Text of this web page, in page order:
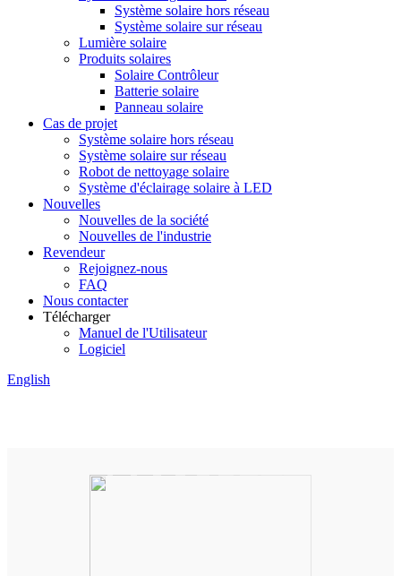
Système solaire hors réseau
Système solaire sur réseau
Lumière solaire
Produits solaires
Solaire Contrôleur
Batterie solaire
Panneau solaire
Cas de projet
Système solaire hors réseau
Système solaire sur réseau
Robot de nettoyage solaire
Système d'éclairage solaire à LED
Nouvelles
Nouvelles de la société
Nouvelles de l'industrie
Revendeur
Rejoignez-nous
FAQ
Nous contacter
Télécharger
Manuel de l'Utilisateur
Logiciel
English